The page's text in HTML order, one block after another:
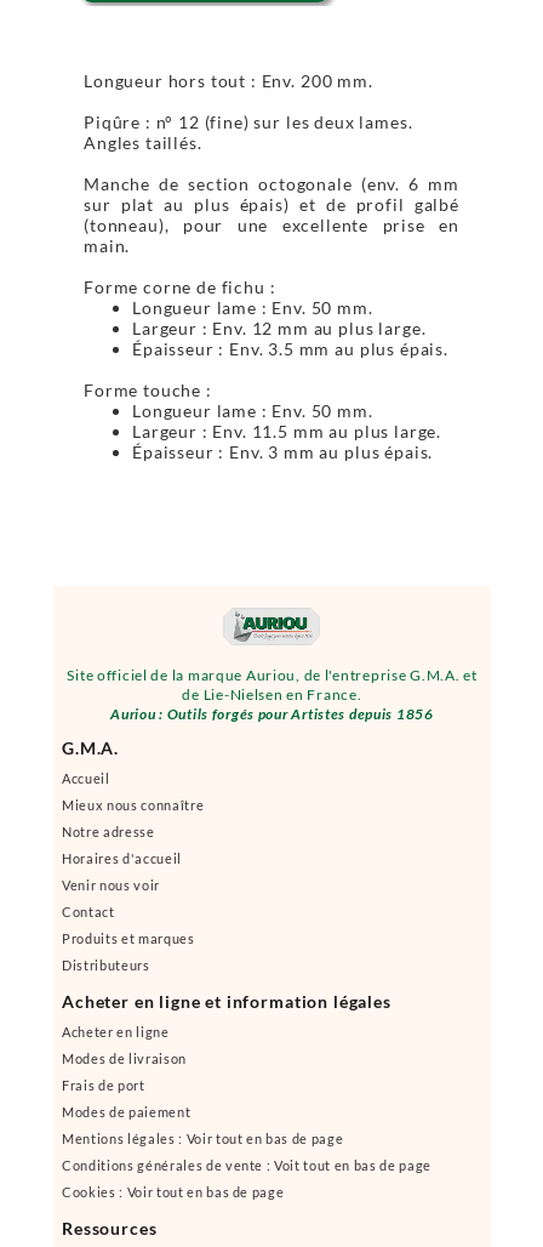
Site officiel de la marque Auriou, de l'entreprise G.M.A. et
de Lie-Nielsen en France.
Auriou : Outils forgés pour Artistes depuis 1856
G.M.A.
Accueil
Mieux nous connaître
Notre adresse
Horaires d'accueil
Venir nous voir
Contact
Produits et marques
Distributeurs
Acheter en ligne et information légales
Acheter en ligne
Modes de livraison
Frais de port
Modes de paiement
Mentions légales : Voir tout en bas de page
Conditions générales de vente : Voit tout en bas de page
Cookies : Voir tout en bas de page
Ressources
Longueur hors tout : Env. 200 mm.
Piqûre : n° 12 (fine) sur les deux lames.
Angles taillés.
Manche de section octogonale (env. 6 mm
sur plat au plus épais) et de profil galbé
(tonneau), pour une excellente prise en
main.
Forme corne de fichu :
Longueur lame : Env. 50 mm.
Largeur : Env. 12 mm au plus large.
Épaisseur : Env. 3.5 mm au plus épais.
Forme touche :
Longueur lame : Env. 50 mm.
Largeur : Env. 11.5 mm au plus large.
Épaisseur : Env. 3 mm au plus épais.